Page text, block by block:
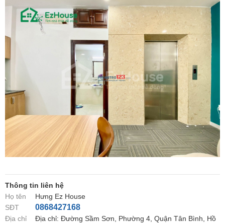
Thông tin liên hệ
Họ tên
Hưng Ez House
SĐT
0868427168
Địa chỉ
Địa chỉ: Đường Sầm Sơn, Phường 4, Quận Tân Bình, Hồ